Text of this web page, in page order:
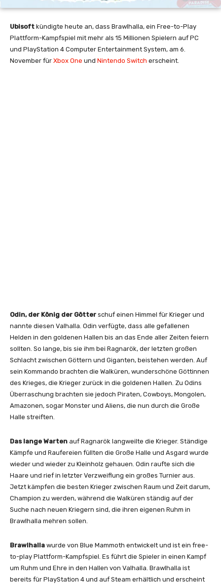
Ubisoft kündigte heute an, dass Brawlhalla, ein Free-to-Play
Plattform-Kampfspiel mit mehr als 15 Millionen Spielern auf PC
und PlayStation 4 Computer Entertainment System, am 6.
November für Xbox One und Nintendo Switch erscheint.
Odin, der König der Götter schuf einen Himmel für Krieger und
nannte diesen Valhalla. Odin verfügte, dass alle gefallenen
Helden in den goldenen Hallen bis an das Ende aller Zeiten feiern
sollten. So lange, bis sie ihm bei Ragnarök, der letzten großen
Schlacht zwischen Göttern und Giganten, beistehen werden. Auf
sein Kommando brachten die Walküren, wunderschöne Göttinnen
des Krieges, die Krieger zurück in die goldenen Hallen. Zu Odins
Überraschung brachten sie jedoch Piraten, Cowboys, Mongolen,
Amazonen, sogar Monster und Aliens, die nun durch die Große
Halle streiften.
Das lange Warten auf Ragnarök langweilte die Krieger. Ständige
Kämpfe und Raufereien füllten die Große Halle und Asgard wurde
wieder und wieder zu Kleinholz gehauen. Odin raufte sich die
Haare und rief in letzter Verzweiflung ein großes Turnier aus.
Jetzt kämpfen die besten Krieger zwischen Raum und Zeit darum,
Champion zu werden, während die Walküren ständig auf der
Suche nach neuen Kriegern sind, die ihren eigenen Ruhm in
Brawlhalla mehren sollen.
Brawlhalla wurde von Blue Mammoth entwickelt und ist ein free-
to-play Plattform-Kampfspiel. Es führt die Spieler in einen Kampf
um Ruhm und Ehre in den Hallen von Valhalla. Brawlhalla ist
bereits für PlayStation 4 und auf Steam erhältlich und erscheint